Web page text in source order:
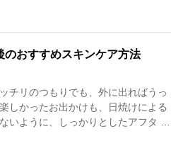
のおすすめスキンケア方法
チリのつもりでも、外に出ればうっ
しかったお出かけも、日焼けによる
いように、しっかりとしたアフタ …